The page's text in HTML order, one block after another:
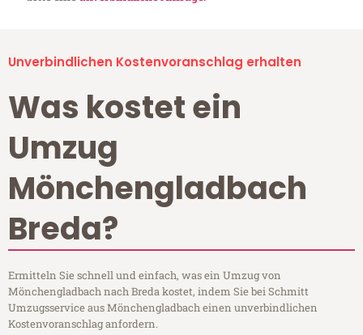
Unverbindlichen Kostenvoranschlag erhalten
Was kostet ein
Umzug
Mönchengladbach
Breda?
Ermitteln Sie schnell und einfach, was ein Umzug von
Mönchengladbach nach Breda kostet, indem Sie bei Schmitt
Umzugsservice aus Mönchengladbach einen unverbindlichen
Kostenvoranschlag anfordern.